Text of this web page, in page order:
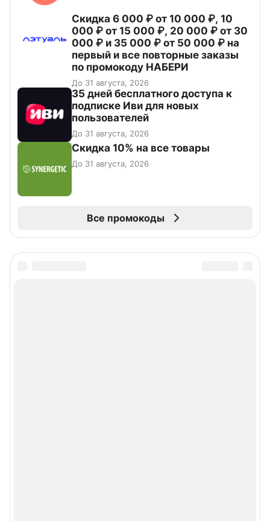
Скидка 6 000 ₽ от 10 000 ₽, 10
000 ₽ от 15 000 ₽, 20 000 ₽ от 30
000 ₽ и 35 000 ₽ от 50 000 ₽ на
первый и все повторные заказы
по промокоду НАБЕРИ
До 31 августа, 2026
35 дней бесплатного доступа к
подписке Иви для новых
пользователей
До 31 августа, 2026
Скидка 10% на все товары
До 31 августа, 2026
Все промокоды